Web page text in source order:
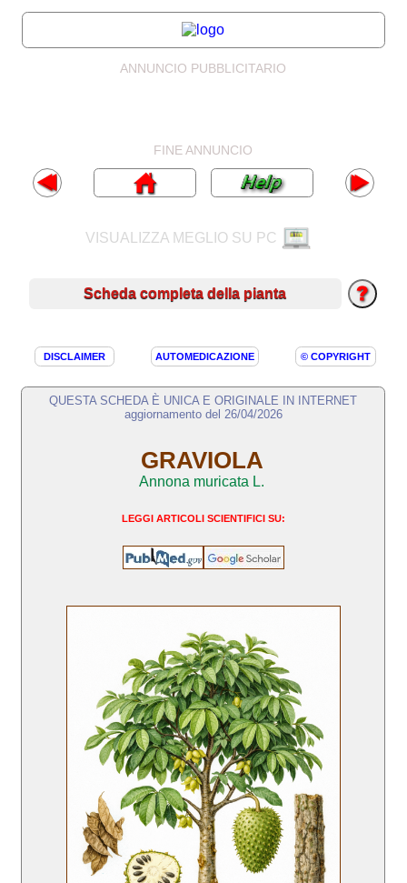
ANNUNCIO PUBBLICITARIO
FINE ANNUNCIO
VISUALIZZA MEGLIO SU PC
Scheda completa della pianta
DISCLAIMER AUTOMEDICAZIONE © COPYRIGHT
QUESTA SCHEDA È UNICA E ORIGINALE IN INTERNET
aggiornamento del 26/04/2026
GRAVIOLA
Annona muricata L.
LEGGI ARTICOLI SCIENTIFICI SU: